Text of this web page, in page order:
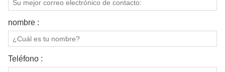
nombre :
Teléfono :